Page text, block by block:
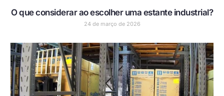
O que considerar ao escolher uma estante industrial?
24 de março de 2026